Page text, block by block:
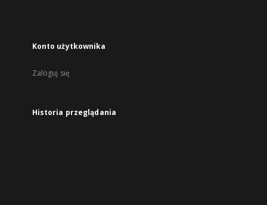
Konto użytkownika
Zaloguj się
Historia przeglądania